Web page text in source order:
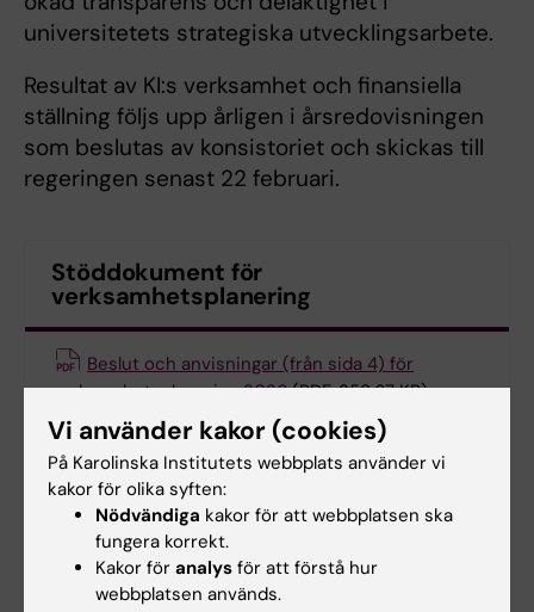
universitetets strategiska utvecklingsarbete.
Resultat av KI:s verksamhet och finansiella
ställning följs upp årligen i årsredovisningen
som beslutas av konsistoriet och skickas till
regeringen senast 22 februari.
Stöddokument för
verksamhetsplanering
Beslut och anvisningar (från sida 4) för
verksamhetsplanering 2026 (PDF, 358.67 KB)
Mallar för verksamhetsplanering och
riskbedömning (File, 370.27 KB)
Gemensamt verksamhetsstöds
Vi använder kakor (cookies)
På Karolinska Institutets webbplats använder vi
kakor för olika syften:
Nödvändiga kakor för att webbplatsen ska
fungera korrekt.
Kakor för analys för att förstå hur
webbplatsen används.